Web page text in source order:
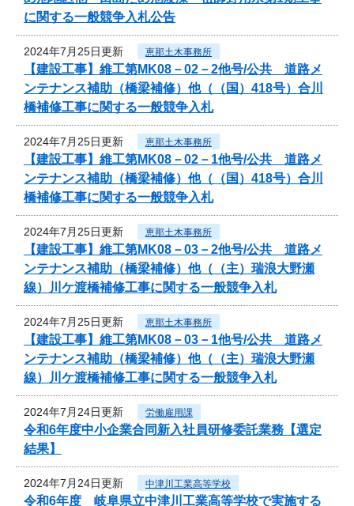
に関する一般競争入札公告
2024年7月25日更新 恵那土木事務所
【建設工事】維工第MK08－02－2他号/公共 道路メ
ンテナンス補助（橋梁補修）他（（国）418号）合川
橋補修工事に関する一般競争入札
2024年7月25日更新 恵那土木事務所
【建設工事】維工第MK08－02－1他号/公共 道路メ
ンテナンス補助（橋梁補修）他（（国）418号）合川
橋補修工事に関する一般競争入札
2024年7月25日更新 恵那土木事務所
【建設工事】維工第MK08－03－2他号/公共 道路メ
ンテナンス補助（橋梁補修）他（（主）瑞浪大野瀬
線）川ケ渡橋補修工事に関する一般競争入札
2024年7月25日更新 恵那土木事務所
【建設工事】維工第MK08－03－1他号/公共 道路メ
ンテナンス補助（橋梁補修）他（（主）瑞浪大野瀬
線）川ケ渡橋補修工事に関する一般競争入札
2024年7月24日更新 労働雇用課
令和6年度中小企業合同新入社員研修委託業務【選定
結果】
2024年7月24日更新 中津川工業高等学校
令和6年度 岐阜県立中津川工業高等学校で実施する